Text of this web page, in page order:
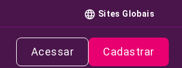
Sites Globais
Acessar Cadastrar